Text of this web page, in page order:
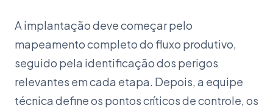
A implantação deve começar pelo
mapeamento completo do fluxo produtivo,
seguido pela identificação dos perigos
relevantes em cada etapa. Depois, a equipe
técnica define os pontos críticos de controle, os